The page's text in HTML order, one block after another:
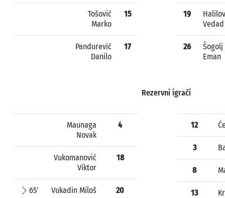
Tošović
Marko
15
Pandurević
Danilo
17
19
Vedad
26
Šogolj
Eman
Rezervni igrači
Maunaga
Novak
4
Vukomanović
Viktor
18
65' Vukadin Miloš 20
12
3
8
13